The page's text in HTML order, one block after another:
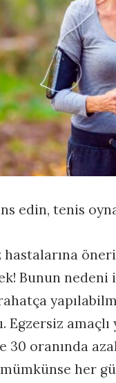
edin, tenis
hastalarına
Bunun
Egzersiz
30 oranında
her